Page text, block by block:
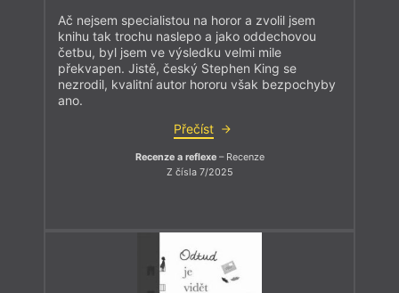
Ač nejsem specialistou na horor a zvolil jsem
knihu tak trochu naslepo a jako oddechovou
četbu, byl jsem ve výsledku velmi mile
překvapen. Jistě, český Stephen King se
nezrodil, kvalitní autor hororu však bezpochyby
ano.
Přečíst
Recenze a reflexe– Recenze
Z čísla 7/2025